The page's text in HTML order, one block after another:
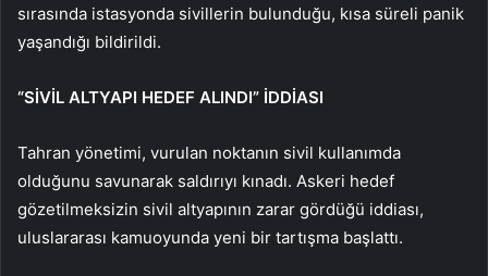
sırasında istasyonda sivillerin bulunduğu, kısa süreli panik
yaşandığı bildirildi.
“SİVİL ALTYAPI HEDEF ALINDI” İDDİASI
Tahran yönetimi, vurulan noktanın sivil kullanımda
olduğunu savunarak saldırıyı kınadı. Askeri hedef
gözetilmeksizin sivil altyapının zarar gördüğü iddiası,
uluslararası kamuoyunda yeni bir tartışma başlattı.